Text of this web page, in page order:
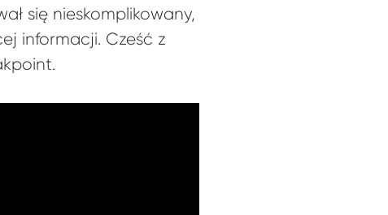
się nieskomplikowany,
informacji. Cześć z